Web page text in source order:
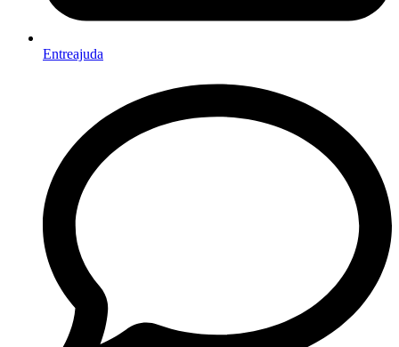
Entreajuda